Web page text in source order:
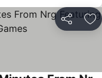
Partager